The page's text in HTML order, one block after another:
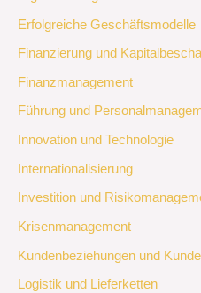
Erfolgreiche Geschäftsmodelle
Finanzierung und
Finanzmanagement
Führung und
Innovation und Technologie
Internationalisierung
Investition und
Krisenmanagement
Kundenbeziehungen und
Logistik und Lieferketten